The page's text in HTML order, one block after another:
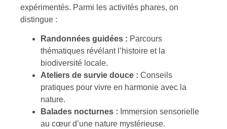
expérimentés. Parmi les activités phares, on
distingue :
Randonnées guidées : Parcours
thématiques révélant l’histoire et la
biodiversité locale.
Ateliers de survie douce : Conseils
pratiques pour vivre en harmonie avec la
nature.
Balades nocturnes : Immersion sensorielle
au cœur d’une nature mystérieuse.